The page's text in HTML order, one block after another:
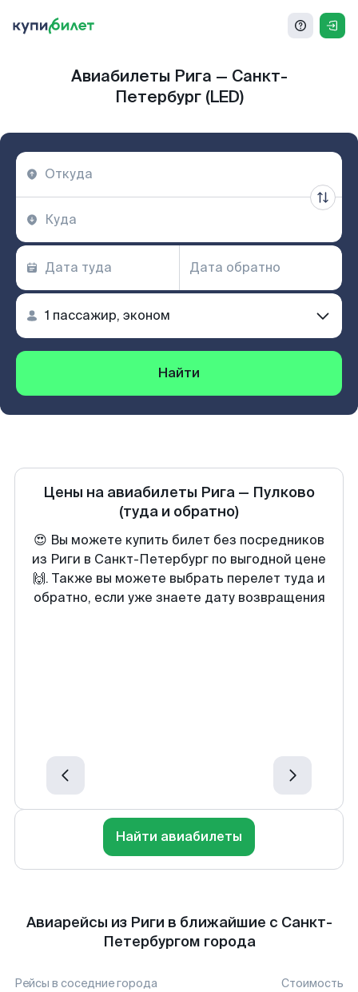
Авиабилеты Рига — Санкт-
Петербург (LED)
Найти
Цены на авиабилеты Рига — Пулково
(туда и обратно)
😍 Вы можете купить билет без посредников
из Риги в Санкт-Петербург по выгодной цене
🙌. Также вы можете выбрать перелет туда и
обратно, если уже знаете дату возвращения
Найти авиабилеты
Авиарейсы из Риги в ближайшие с Санкт-
Петербургом города
Рейсы в соседние города Стоимость